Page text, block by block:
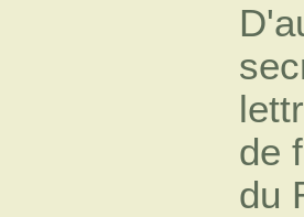
de
du